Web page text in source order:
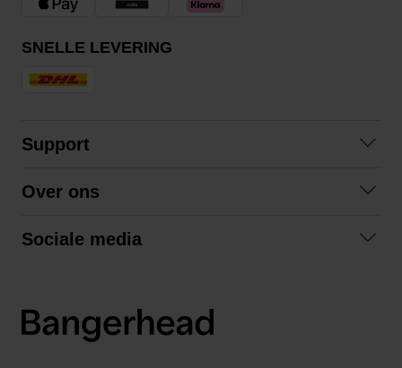
SNELLE LEVERING
Support
Retourneren
Over ons
Sociale media
LinkedIn